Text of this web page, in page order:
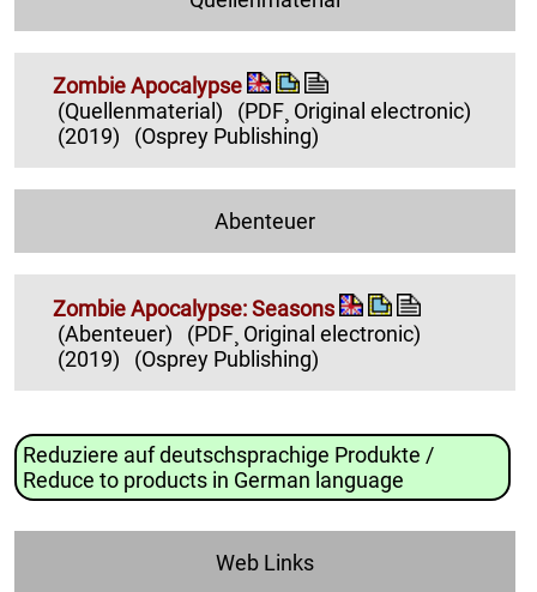
Zombie Apocalypse
(Quellenmaterial)
(PDF¸ Original electronic)
(2019)
(Osprey Publishing)
Abenteuer
Zombie Apocalypse: Seasons
(Abenteuer)
(PDF¸ Original electronic)
(2019)
(Osprey Publishing)
Reduziere auf deutschsprachige Produkte /
Reduce to products in German language
Web Links